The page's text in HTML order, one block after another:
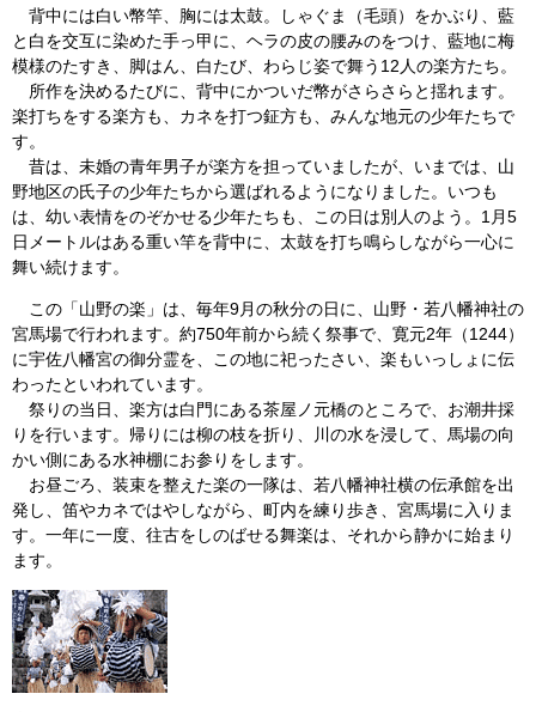
背中には白い幣竿、胸には太鼓。しゃぐま（毛頭）をかぶり、藍
と白を交互に染めた手っ甲に、ヘラの皮の腰みのをつけ、藍地に梅
模様のたすき、脚はん、白たび、わらじ姿で舞う12人の楽方たち。
所作を決めるたびに、背中にかついだ幣がさらさらと揺れます。
楽打ちをする楽方も、カネを打つ鉦方も、みんな地元の少年たちで
す。
昔は、未婚の青年男子が楽方を担っていましたが、いまでは、山
野地区の氏子の少年たちから選ばれるようになりました。いつも
は、幼い表情をのぞかせる少年たちも、この日は別人のよう。1月5
日メートルはある重い竿を背中に、太鼓を打ち鳴らしながら一心に
舞い続けます。
この「山野の楽」は、毎年9月の秋分の日に、山野・若八幡神社の
宮馬場で行われます。約750年前から続く祭事で、寛元2年（1244）
に宇佐八幡宮の御分霊を、この地に祀ったさい、楽もいっしょに伝
わったといわれています。
祭りの当日、楽方は白門にある茶屋ノ元橋のところで、お潮井採
りを行います。帰りには柳の枝を折り、川の水を浸して、馬場の向
かい側にある水神棚にお参りをします。
お昼ごろ、装束を整えた楽の一隊は、若八幡神社横の伝承館を出
発し、笛やカネではやしながら、町内を練り歩き、宮馬場に入りま
す。一年に一度、往古をしのばせる舞楽は、それから静かに始まり
ます。